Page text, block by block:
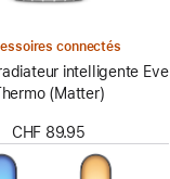
connectés
intelligente Eve
(Matter)
CHF 89.95